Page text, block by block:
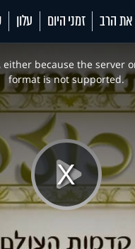
הרב זמני היום עלון
because the server
format is not supported.